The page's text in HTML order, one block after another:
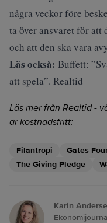
några veckor före
ta över ansvaret för att
och att den ska vara
Läs också: Buffett:
att spela”. Realtid
Läs mer från Realtid -
är kostnadsfritt:
Filantropi Gates
The Giving Pledge
Karin